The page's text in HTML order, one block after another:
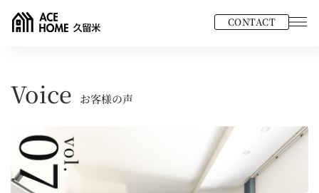
CONTACT
Voice お客様の声